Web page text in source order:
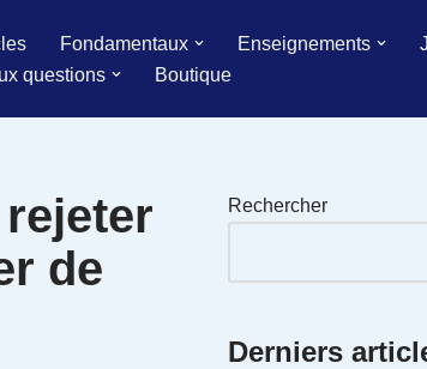
Fondamentaux Enseignements
questions Boutique
de
Rechercher
Derniers